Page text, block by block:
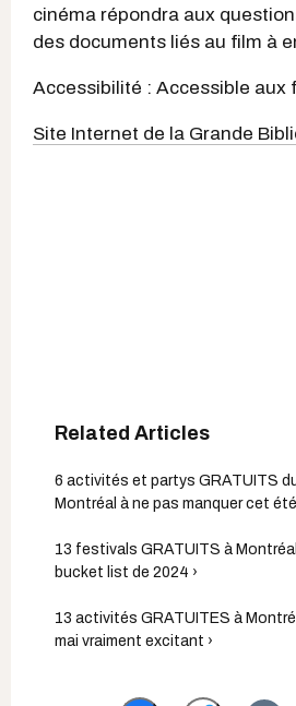
cinéma répondra aux
des documents liés au film à
Accessibilité : Accessible aux
Site Internet de la Grande
6 activités et partys GRATUITS
Montréal à ne pas manquer cet été
13 festivals GRATUITS à
bucket list de 2024 ›
13 activités GRATUITES à
mai vraiment excitant ›